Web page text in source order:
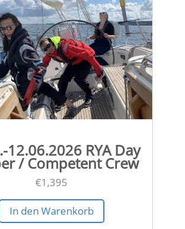
12.06.2026 RYA Day
/ Competent Crew
€1,395
In den Warenkorb